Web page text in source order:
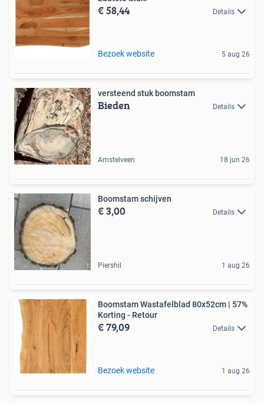
€ 58,44 Details
Bezoek website 5 aug 26
versteend stuk boomstam
Bieden Details
Amstelveen 18 jun 26
Boomstam schijven
€ 3,00 Details
Piershil 1 aug 26
Boomstam Wastafelblad 80x52cm | 57%
Korting - Retour
€ 79,09 Details
Bezoek website 1 aug 26